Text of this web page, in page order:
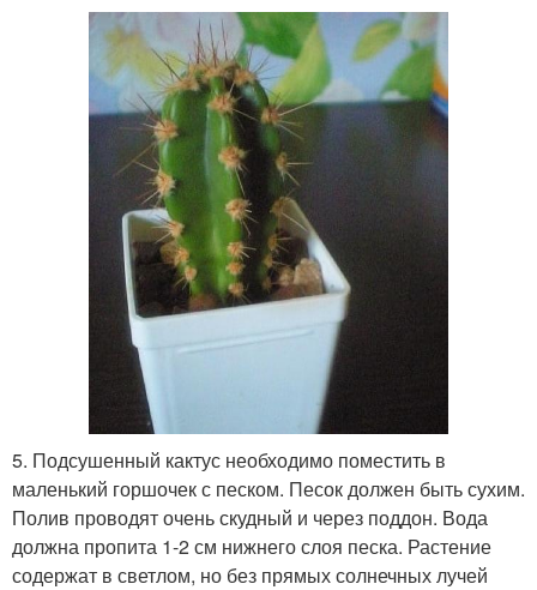
5. Подсушенный кактус необходимо поместить в
маленький горшочек с песком. Песок должен быть сухим.
Полив проводят очень скудный и через поддон. Вода
должна пропита 1-2 см нижнего слоя песка. Растение
содержат в светлом, но без прямых солнечных лучей